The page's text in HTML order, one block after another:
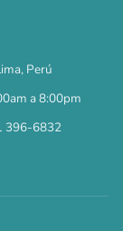
✕
Perú
a 8:00pm
396-6832